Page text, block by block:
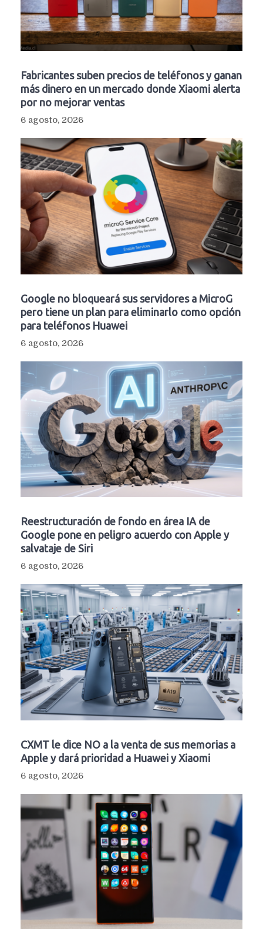
Fabricantes suben precios de teléfonos y ganan
más dinero en un mercado donde Xiaomi alerta
por no mejorar ventas
6 agosto, 2026
Google no bloqueará sus servidores a MicroG
pero tiene un plan para eliminarlo como opción
para teléfonos Huawei
6 agosto, 2026
Reestructuración de fondo en área IA de
Google pone en peligro acuerdo con Apple y
salvataje de Siri
6 agosto, 2026
CXMT le dice NO a la venta de sus memorias a
Apple y dará prioridad a Huawei y Xiaomi
6 agosto, 2026